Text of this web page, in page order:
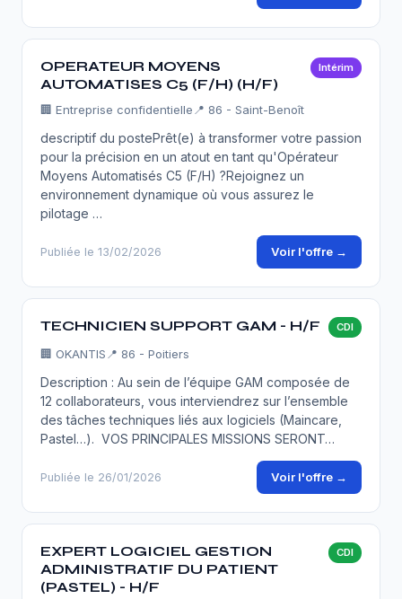
OPERATEUR MOYENS
AUTOMATISES C5 (F/H) (H/F)
Intérim
🏢 Entreprise confidentielle 📍 86 - Saint-Benoît
descriptif du postePrêt(e) à transformer votre passion
pour la précision en un atout en tant qu'Opérateur
Moyens Automatisés C5 (F/H) ?Rejoignez un
environnement dynamique où vous assurez le
pilotage …
Publiée le 13/02/2026 Voir l'offre →
TECHNICIEN SUPPORT GAM - H/F CDI
🏢 OKANTIS 📍 86 - Poitiers
Description : Au sein de l’équipe GAM composée de
12 collaborateurs, vous interviendrez sur l’ensemble
des tâches techniques liés aux logiciels (Maincare,
Pastel…). VOS PRINCIPALES MISSIONS SERONT…
Publiée le 26/01/2026 Voir l'offre →
EXPERT LOGICIEL GESTION
ADMINISTRATIF DU PATIENT
(PASTEL) - H/F
CDI